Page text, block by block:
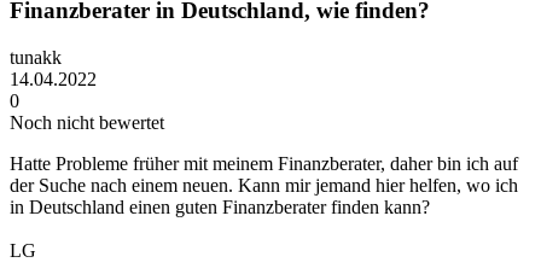
Finanzberater in Deutschland, wie finden?
tunakk
14.04.2022
0
Noch nicht bewertet
Hatte Probleme früher mit meinem Finanzberater, daher bin ich auf
der Suche nach einem neuen. Kann mir jemand hier helfen, wo ich
in Deutschland einen guten Finanzberater finden kann?
LG